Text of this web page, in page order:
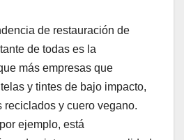
de restauración de
de todas es la
más empresas que
y tintes de bajo impacto,
reciclados y cuero vegano.
ejemplo, está